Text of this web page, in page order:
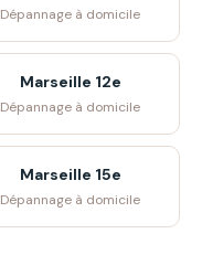
Dépannage à domicile
Marseille 12e
Dépannage à domicile
Marseille 15e
Dépannage à domicile